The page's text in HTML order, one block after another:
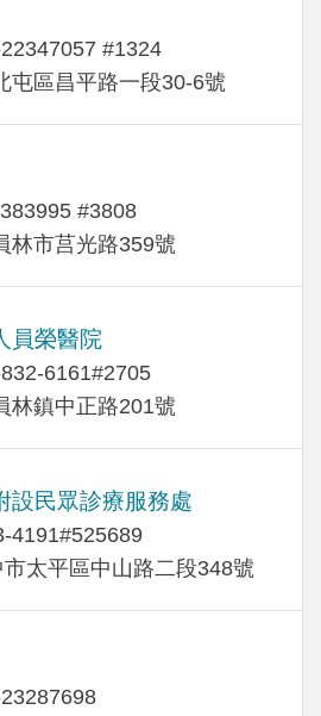
#1324
屯區昌平路一段30-6號
#3808
林市莒光路359號
員榮醫院
6161#2705
林鎮中正路201號
設民眾診療服務處
4191#525689
太平區中山路二段348號